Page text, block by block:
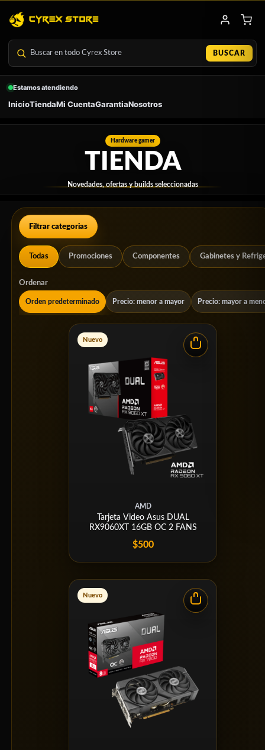
BUSCAR
Estamos atendiendo
InicioTiendaMi CuentaGarantiaNosotros
contenido
Hardware gamer
TIENDA
Novedades, ofertas y builds seleccionadas
Filtrar categorias
Todas Promociones Componentes Gabinetes y
Ordenar
Orden predeterminado Precio: menor a mayor Precio: mayor a
Nuevo
AMD
Tarjeta Video Asus DUAL
RX9060XT 16GB OC 2 FANS
$500
Nuevo